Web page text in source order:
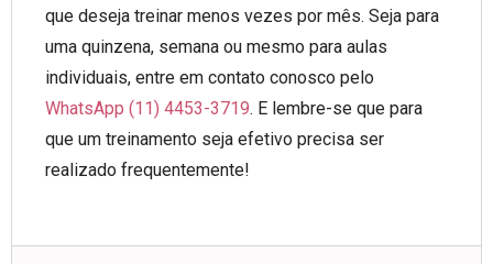
que deseja treinar menos vezes por mês. Seja para
uma quinzena, semana ou mesmo para aulas
individuais, entre em contato conosco pelo
WhatsApp (11) 4453-3719. E lembre-se que para
que um treinamento seja efetivo precisa ser
realizado frequentemente!